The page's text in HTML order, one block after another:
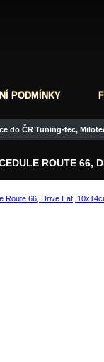
ROUTE 66,
PODMÍNKY
do ČR Tuning-tec,